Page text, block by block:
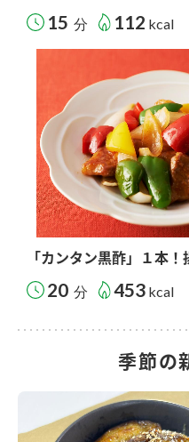
15 分 112 kcal
「カンタン黒酢」１本
20 分 453 kcal
季節の